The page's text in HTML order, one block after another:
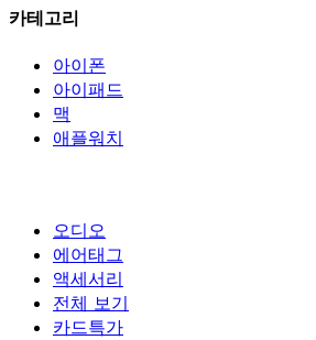
카테고리
아이폰
아이패드
맥
애플워치
오디오
에어태그
액세서리
전체 보기
카드특가